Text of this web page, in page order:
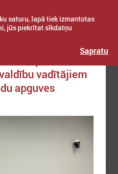
saturu, lapā tiek izmantotas
jūs piekrītat sīkdatņu
Sapratu
vadītājiem
apguves